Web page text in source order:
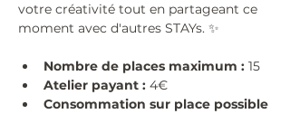
votre créativité tout en partageant ce
moment avec d'autres STAYs. ✨
Nombre de places maximum : 15
Atelier payant : 4€
Consommation sur place possible